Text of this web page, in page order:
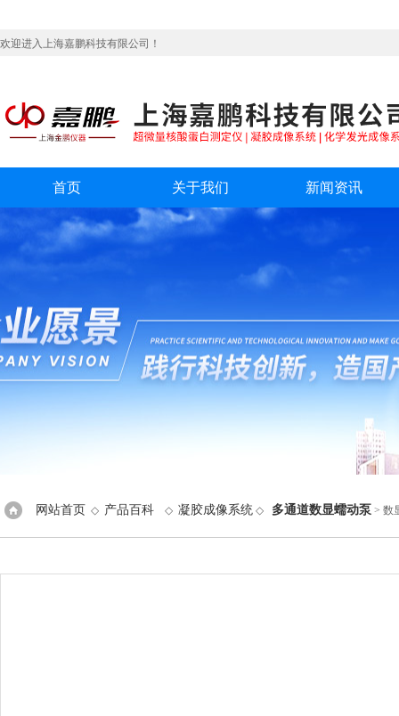
欢迎进入上海嘉鹏科技有限公司！
首页 关于我们 新闻资讯
网站首页 ◇ 产品百科 ◇ 凝胶成像系统 ◇ 多通道数显蠕动泵 > 数